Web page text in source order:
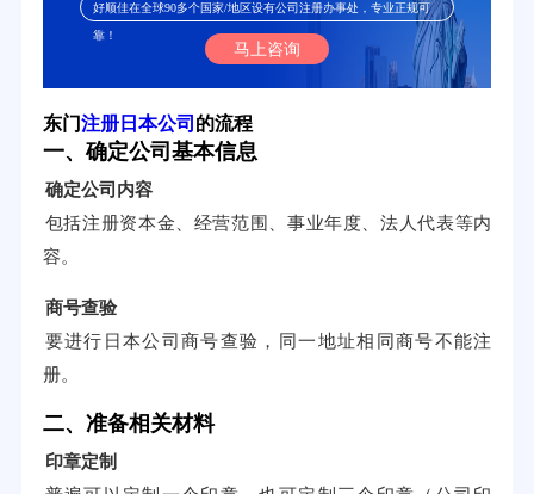
好顺佳在全球90多个国家/地区设有公司注册办事处，专业正规可
靠！
马上咨询
东门注册日本公司 的流程
一、确定公司基本信息
确定公司内容
包括注册资本金、经营范围、事业年度、法人代表等内
容。
商号查验
要进行日本公司商号查验，同一地址相同商号不能注
册。
二、准备相关材料
印章定制